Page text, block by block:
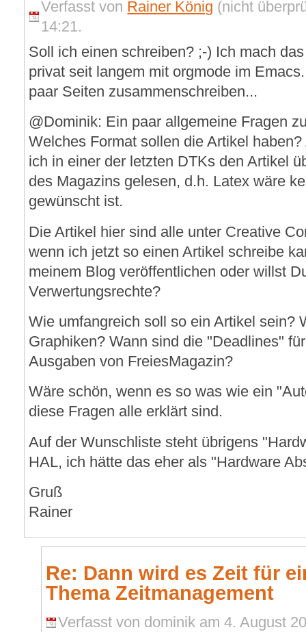
Verfasst von Rainer König (nicht
14:21.
Soll ich einen schreiben? ;-) Ich mach
privat seit langem mit orgmode im
paar Seiten zusammenschreiben...
@Dominik: Ein paar allgemeine Fragen
Welches Format sollen die Artikel
ich in einer der letzten DTKs den Artikel
des Magazins gelesen, d.h. Latex wäre
gewünscht ist.
Die Artikel hier sind alle unter Creative
wenn ich jetzt so einen Artikel schreibe
meinem Blog veröffentlichen oder willst
Verwertungsrechte?
Wie umfangreich soll so ein Artikel sein?
Graphiken? Wann sind die "Deadlines"
Ausgaben von FreiesMagazin?
Wäre schön, wenn es so was wie ein
diese Fragen alle erklärt sind.
Auf der Wunschliste steht übrigens
HAL, ich hätte das eher als "Hardware
Gruß
Rainer
Re: Dann wird es Zeit für
Thema Zeitmanagement
Verfasst von dominik am 4. August